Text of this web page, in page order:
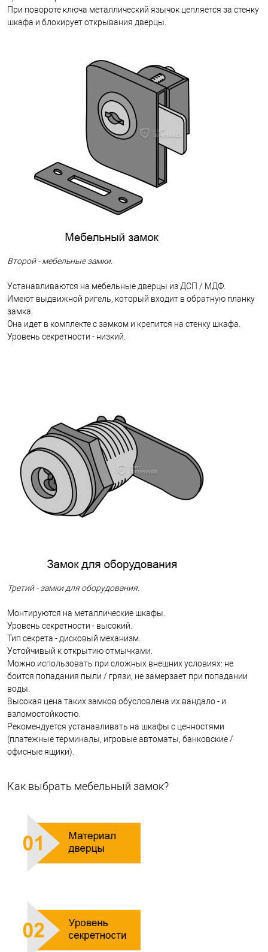
При повороте ключа металлический язычок цепляется за стенку
шкафа и блокирует открывания дверцы.
Второй - мебельные замки.
Устанавливаются на мебельные дверцы из ДСП / МДФ.
Имеют выдвижной ригель, который входит в обратную планку
замка.
Она идет в комплекте с замком и крепится на стенку шкафа.
Уровень секретности - низкий.
Третий - замки для оборудования.
Монтируются на металлические шкафы.
Уровень секретности - высокий.
Тип секрета - дисковый механизм.
Устойчивый к открытию отмычками.
Можно использовать при сложных внешних условиях: не
боится попадания пыли / грязи, не замерзает при попадании
воды.
Высокая цена таких замков обусловлена ​​их вандало - и
взломостойкостю.
Рекомендуется устанавливать на шкафы с ценностями
(платежные терминалы, игровые автоматы, банковские /
офисные ящики).
Как выбрать мебельный замок?